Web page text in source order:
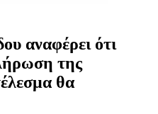
αναφέρει ότι
της
θα